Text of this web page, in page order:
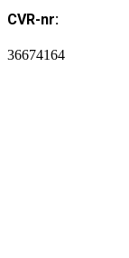
CVR-nr:
36674164